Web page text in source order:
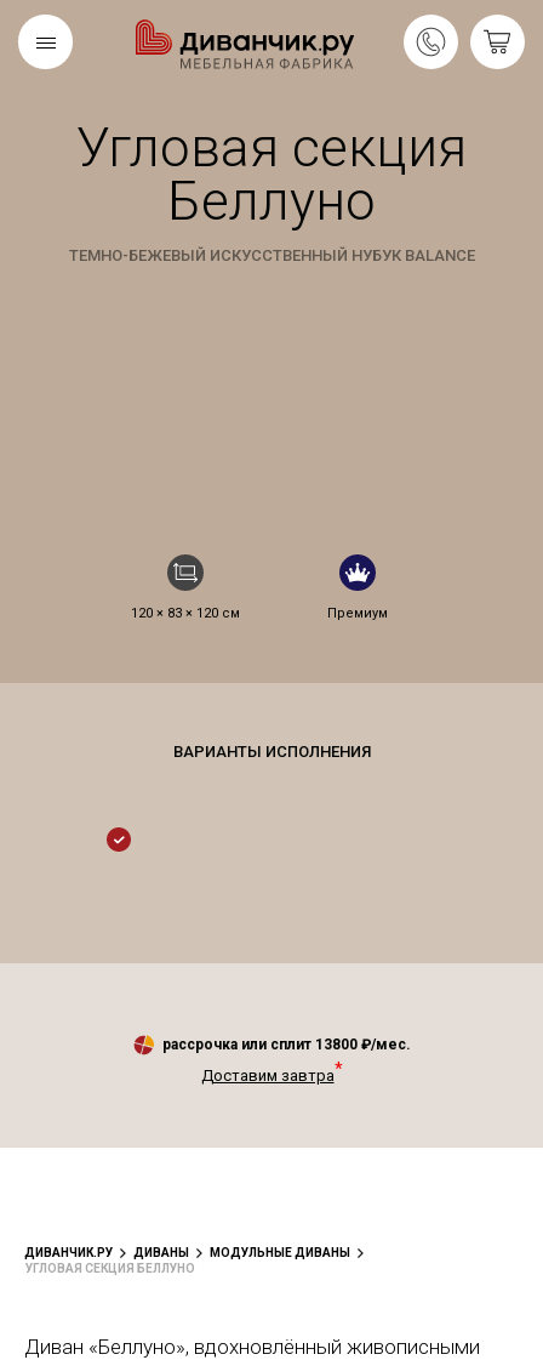
Угловая секция
Беллуно
ТЕМНО-БЕЖЕВЫЙ ИСКУССТВЕННЫЙ НУБУК BALANCE
120 × 83 × 120 см Премиум
рассрочка или сплит 13800 ₽/мес.
Доставим завтра*
ДИВАНЧИК.РУ ДИВАНЫ
МОДУЛЬНЫЕ ДИВАНЫ
УГЛОВАЯ СЕКЦИЯ БЕЛЛУНО
Диван «Беллуно», вдохновлённый живописными
Скандинавская